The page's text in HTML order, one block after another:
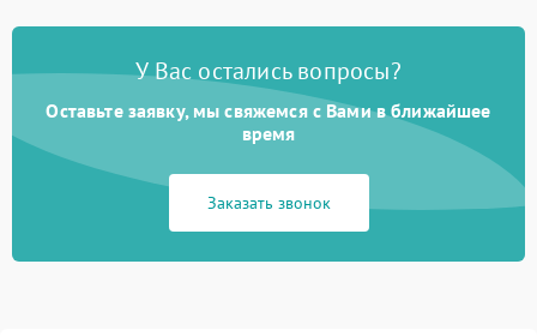
У Вас остались вопросы?
Оставьте заявку, мы свяжемся с Вами в ближайшее
время
Заказать звонок